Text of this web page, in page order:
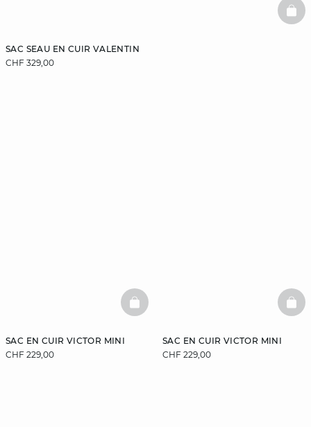
SAC SEAU EN CUIR VALENTIN
CHF 329,00
SAC EN CUIR VICTOR MINI
CHF 229,00
BASKETFULL
SAC EN CUIR VICTOR MINI
CHF 229,00